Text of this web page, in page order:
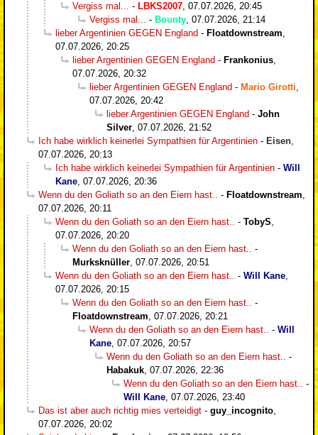
Vergiss mal... - LBKS2007, 07.07.2026, 20:45
Vergiss mal... - Bounty, 07.07.2026, 21:14
lieber Argentinien GEGEN England - Floatdownstream,
07.07.2026, 20:25
lieber Argentinien GEGEN England - Frankonius,
07.07.2026, 20:32
lieber Argentinien GEGEN England - Mario Girotti,
07.07.2026, 20:42
lieber Argentinien GEGEN England - John
Silver, 07.07.2026, 21:52
Ich habe wirklich keinerlei Sympathien für Argentinien - Eisen,
07.07.2026, 20:13
Ich habe wirklich keinerlei Sympathien für Argentinien - Will
Kane, 07.07.2026, 20:36
Wenn du den Goliath so an den Eiern hast.. - Floatdownstream,
07.07.2026, 20:11
Wenn du den Goliath so an den Eiern hast.. - TobyS,
07.07.2026, 20:20
Wenn du den Goliath so an den Eiern hast.. -
Murksknüller, 07.07.2026, 20:51
Wenn du den Goliath so an den Eiern hast.. - Will Kane,
07.07.2026, 20:15
Wenn du den Goliath so an den Eiern hast.. -
Floatdownstream, 07.07.2026, 20:21
Wenn du den Goliath so an den Eiern hast.. - Will
Kane, 07.07.2026, 20:57
Wenn du den Goliath so an den Eiern hast.. -
Habakuk, 07.07.2026, 22:36
Wenn du den Goliath so an den Eiern hast.. -
Will Kane, 07.07.2026, 23:40
Das ist aber auch richtig mies verteidigt - guy_incognito,
07.07.2026, 20:02